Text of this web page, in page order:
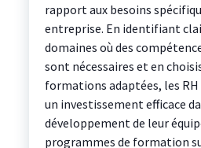
rapport aux besoins
entreprise. En identifiant
domaines où des
sont nécessaires et en
formations adaptées, les
un investissement efficace
développement de leur
programmes de formation